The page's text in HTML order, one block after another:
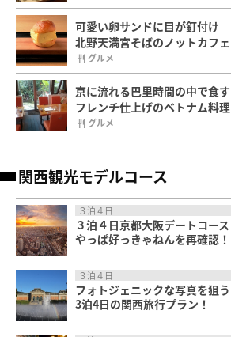
可愛い卵サンドに目が釘付け
北野天満宮そばのノットカフェ
グルメ
京に流れる巴里時間の中で食す
フレンチ仕上げのベトナム料理
グルメ
関西観光モデルコース
３泊４日
３泊４日京都大阪デートコース
やっぱ好っきゃねんを再確認！
３泊４日
フォトジェニックな写真を狙う
3泊4日の関西旅行プラン！